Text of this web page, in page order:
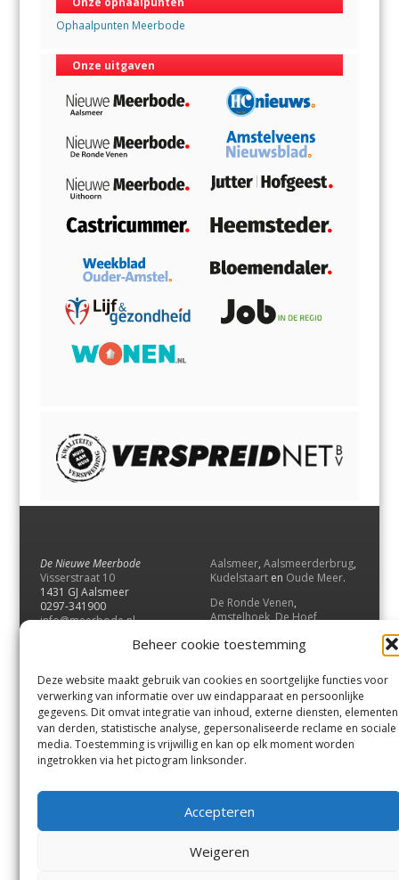
Beheer cookie toestemming
Deze website maakt gebruik van cookies en soortgelijke functies voor
verwerking van informatie over uw eindapparaat en persoonlijke
gegevens. Dit omvat integratie van inhoud, externe diensten, elementen
van derden, statistische analyse, gepersonaliseerde reclame en sociale
media. Toestemming is vrijwillig en kan op elk moment worden
ingetrokken via het pictogram linksonder.
Accepteren
Weigeren
Ophaalpunten Meerbode
Onze uitgaven
De Nieuwe Meerbode
Visserstraat 10
1431 GJ Aalsmeer
0297-341900
info@meerbode.nl
Aalsmeer, Aalsmeerderbrug,
Kudelstaart en Oude Meer.
De Ronde Venen,
Amstelhoek,De Hoef,
Vrouwenakker,Waverveen
UithoornenDe Kwakel.
Contact
Andere uitgaven
Bezorgklacht
Vacatures
Voorwaarden
Privacyverklaring